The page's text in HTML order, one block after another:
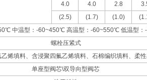
4.0 4.0 2.8
(2.5)
(1.7) (1.0)
中温型：-60~450℃ 高温型：-60~550℃ 低温型
螺栓压紧式
烯填料、含浸聚四氟乙烯填料、石棉编织填料、柔
单座型阀芯\双导向型阀芯